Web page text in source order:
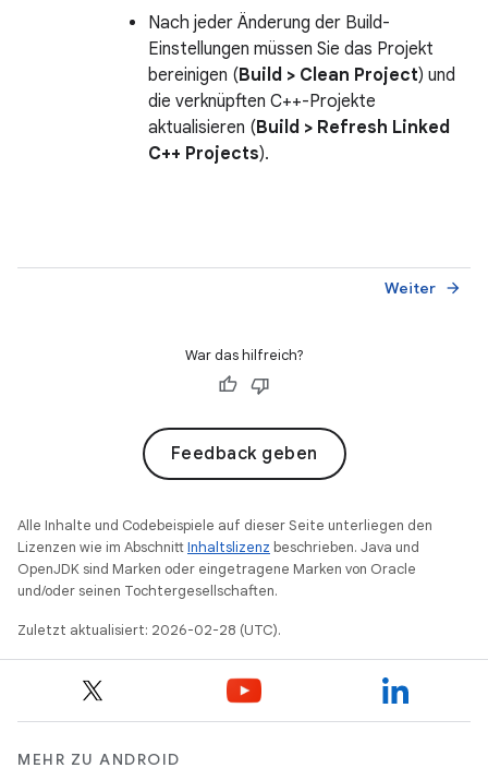
Nach jeder Änderung der Build-
Einstellungen müssen Sie das Projekt
bereinigen (Build > Clean Project) und
die verknüpften C++-Projekte
aktualisieren (Build > Refresh Linked
C++ Projects).
Weiter arrow_forward
War das hilfreich?
Feedback geben
Alle Inhalte und Codebeispiele auf dieser Seite unterliegen den
Lizenzen wie im AbschnittInhaltslizenz beschrieben. Java und
OpenJDK sind Marken oder eingetragene Marken von Oracle
und/oder seinen Tochtergesellschaften.
Zuletzt aktualisiert: 2026-02-28 (UTC).
MEHR ZU ANDROID